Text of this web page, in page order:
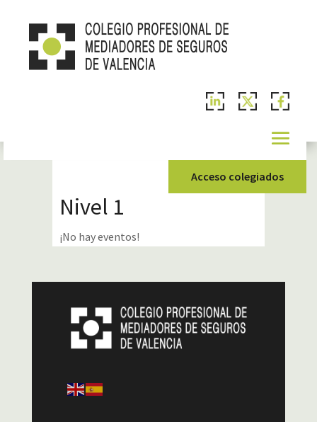
Acceso colegiados
Nivel 1
¡No hay eventos!